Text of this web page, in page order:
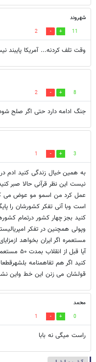
شهروند
11
2
وقت تلف کردنه... آمریکا پایبند
8
2
جنگ ادامه دارد حتی اگر صلح
3
1
به همین خیال زندگی کنید ادم
نیست این نظر قرآنی حالا صبر
عمل کرد من اسمو مو عوض می
است وبا آنی تفکر کشورشان را
کنید بجز چهار کشور درتمام
وپولی همچنین در تفکر
مستعمره اگر ایران بخواهد
آیا قبل
کنید اگر هم‌ تفاهمنامه
قولشان می زنن این خط واین
محمد
0
1
راست میگی نه بابا